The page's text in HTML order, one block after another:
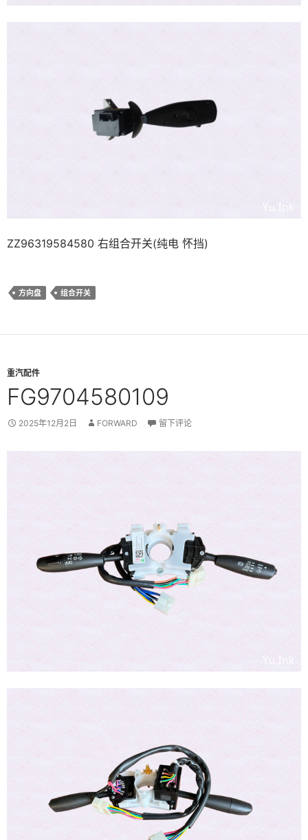
ZZ96319584580 右组合开关(纯电 怀挡)
方向盘 组合开关
重汽配件
FG9704580109
2025年12月2日 FORWARD 留下评论